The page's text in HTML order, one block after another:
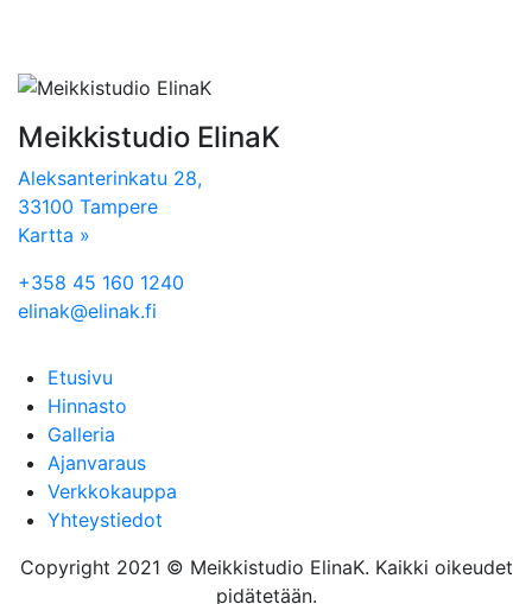
Meikkistudio ElinaK
Aleksanterinkatu 28,
33100 Tampere
Kartta »
+358 45 160 1240
elinak@elinak.fi
Etusivu
Hinnasto
Galleria
Ajanvaraus
Verkkokauppa
Yhteystiedot
Copyright 2021 © Meikkistudio ElinaK. Kaikki oikeudet
pidätetään.